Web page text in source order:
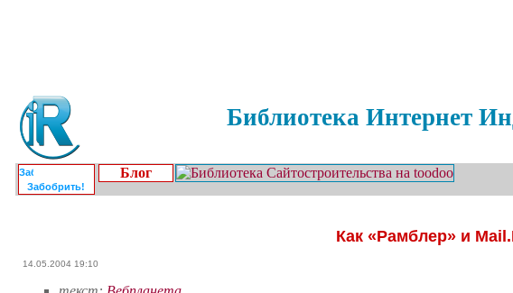
Библиотека Интернет
Забобрить!
Блог
Как «Рамблер» и
14.05.2004 19:10